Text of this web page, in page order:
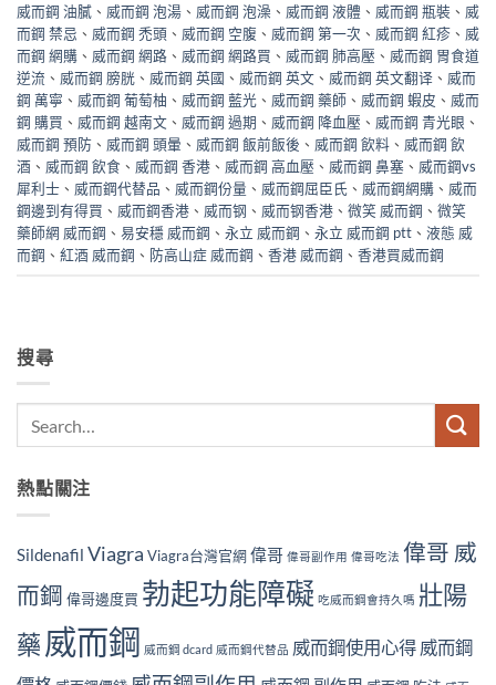
威而鋼 油膩 、 威而鋼 泡湯 、 威而鋼 泡澡 、 威而鋼 液體 、 威而鋼 瓶裝 、 威
而鋼 禁忌 、 威而鋼 禿頭 、 威而鋼 空腹 、 威而鋼 第一次 、 威而鋼 紅疹 、 威
而鋼 網購 、 威而鋼 網路 、 威而鋼 網路買 、 威而鋼 肺高壓 、 威而鋼 胃食道
逆流 、 威而鋼 膀胱 、 威而鋼 英國 、 威而鋼 英文 、 威而鋼 英文翻译 、 威而
鋼 萬寧 、 威而鋼 葡萄柚 、 威而鋼 藍光 、 威而鋼 藥師 、 威而鋼 蝦皮 、 威而
鋼 購買 、 威而鋼 越南文 、 威而鋼 過期 、 威而鋼 降血壓 、 威而鋼 青光眼 、
威而鋼 預防 、 威而鋼 頭暈 、 威而鋼 飯前飯後 、 威而鋼 飲料 、 威而鋼 飲
酒 、 威而鋼 飲食 、 威而鋼 香港 、 威而鋼 高血壓 、 威而鋼 鼻塞 、 威而鋼vs
犀利士 、 威而鋼代替品 、 威而鋼份量 、 威而鋼屈臣氏 、 威而鋼網購 、 威而
鋼邊到有得買 、 威而鋼香港 、 威而钢 、 威而钢香港 、 微笑 威而鋼 、 微笑
藥師網 威而鋼 、 易安穩 威而鋼 、 永立 威而鋼 、 永立 威而鋼 ptt 、 液態 威
而鋼 、 紅酒 威而鋼 、 防高山症 威而鋼 、 香港 威而鋼 、 香港買威而鋼
搜尋
熱點關注
Sildenafil Viagra Viagra台灣官網偉哥 偉哥副作用 偉哥吃法 偉哥 威
而鋼 偉哥邊度買 勃起功能障礙 吃威而鋼會持久嗎 壯陽
藥 威而鋼 威而鋼 dcard 威而鋼代替品 威而鋼使用心得 威而鋼